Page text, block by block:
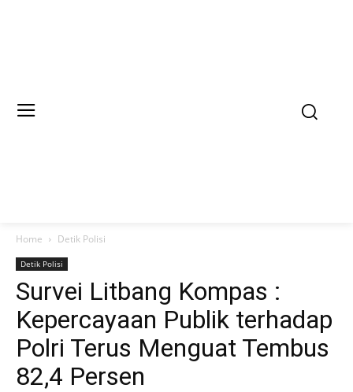
Home Detik Polisi
Detik Polisi
Survei Litbang Kompas :
Kepercayaan Publik terhadap
Polri Terus Menguat Tembus
82,4 Persen